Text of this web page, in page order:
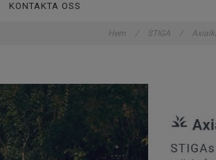
KONTAKTA OSS
Hem / STIGA /